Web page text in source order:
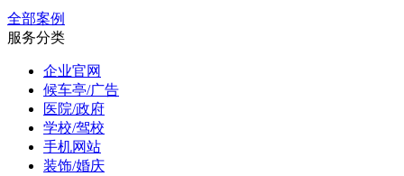
全部案例
服务分类
企业官网
候车亭/广告
医院/政府
学校/驾校
手机网站
装饰/婚庆